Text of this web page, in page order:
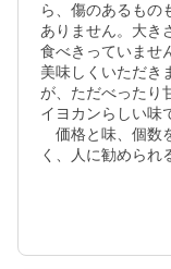
ら、傷のあるもの
ありません。大き
食べきっていませ
美味しくいただき
が、ただべったり
イヨカンらしい味
価格と味、個数
く、人に勧められ